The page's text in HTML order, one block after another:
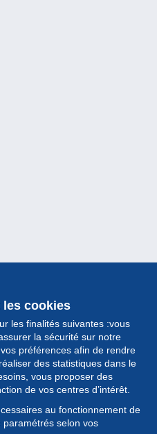
cookies
les finalités suivantes :vous
la sécurité sur notre
préférences afin de rendre
des statistiques dans le
vous proposer des
de vos centres d’intérêt.
au fonctionnement de
paramétrés selon vos